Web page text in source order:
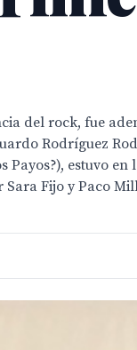
del rock, fue
Rodríguez
estuvo
Fijo y Paco